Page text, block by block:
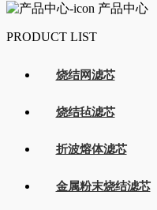
产品中心
PRODUCT LIST
烧结网滤芯
烧结毡滤芯
折波熔体滤芯
金属粉末烧结滤芯